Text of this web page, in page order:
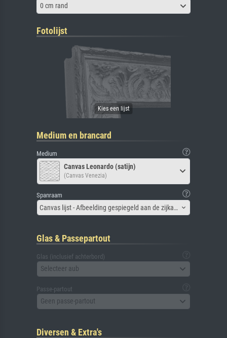
0 cm rand
Fotolijst
Medium en brancard
Medium
Canvas Leonardo (satijn)
(Canvas Venezia)
Spanraam
Canvas lijst - Afbeelding gespiegeld aan de zijkant
Glas & Passepartout
Glas (inclusief achterbord)
Selecteer aub
Passe-partout
Geen passe-partout
Diversen & Extra's